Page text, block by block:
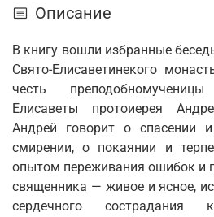
Описание
В книгу вошли избранные
Свято-Елисаветинекого
честь
Елисаветы протоиерея
Андрей говорит о спасении
смирении, о покаянии и
опытом переживания ошибок и
священника — живое и ясное,
сердечного сострадания